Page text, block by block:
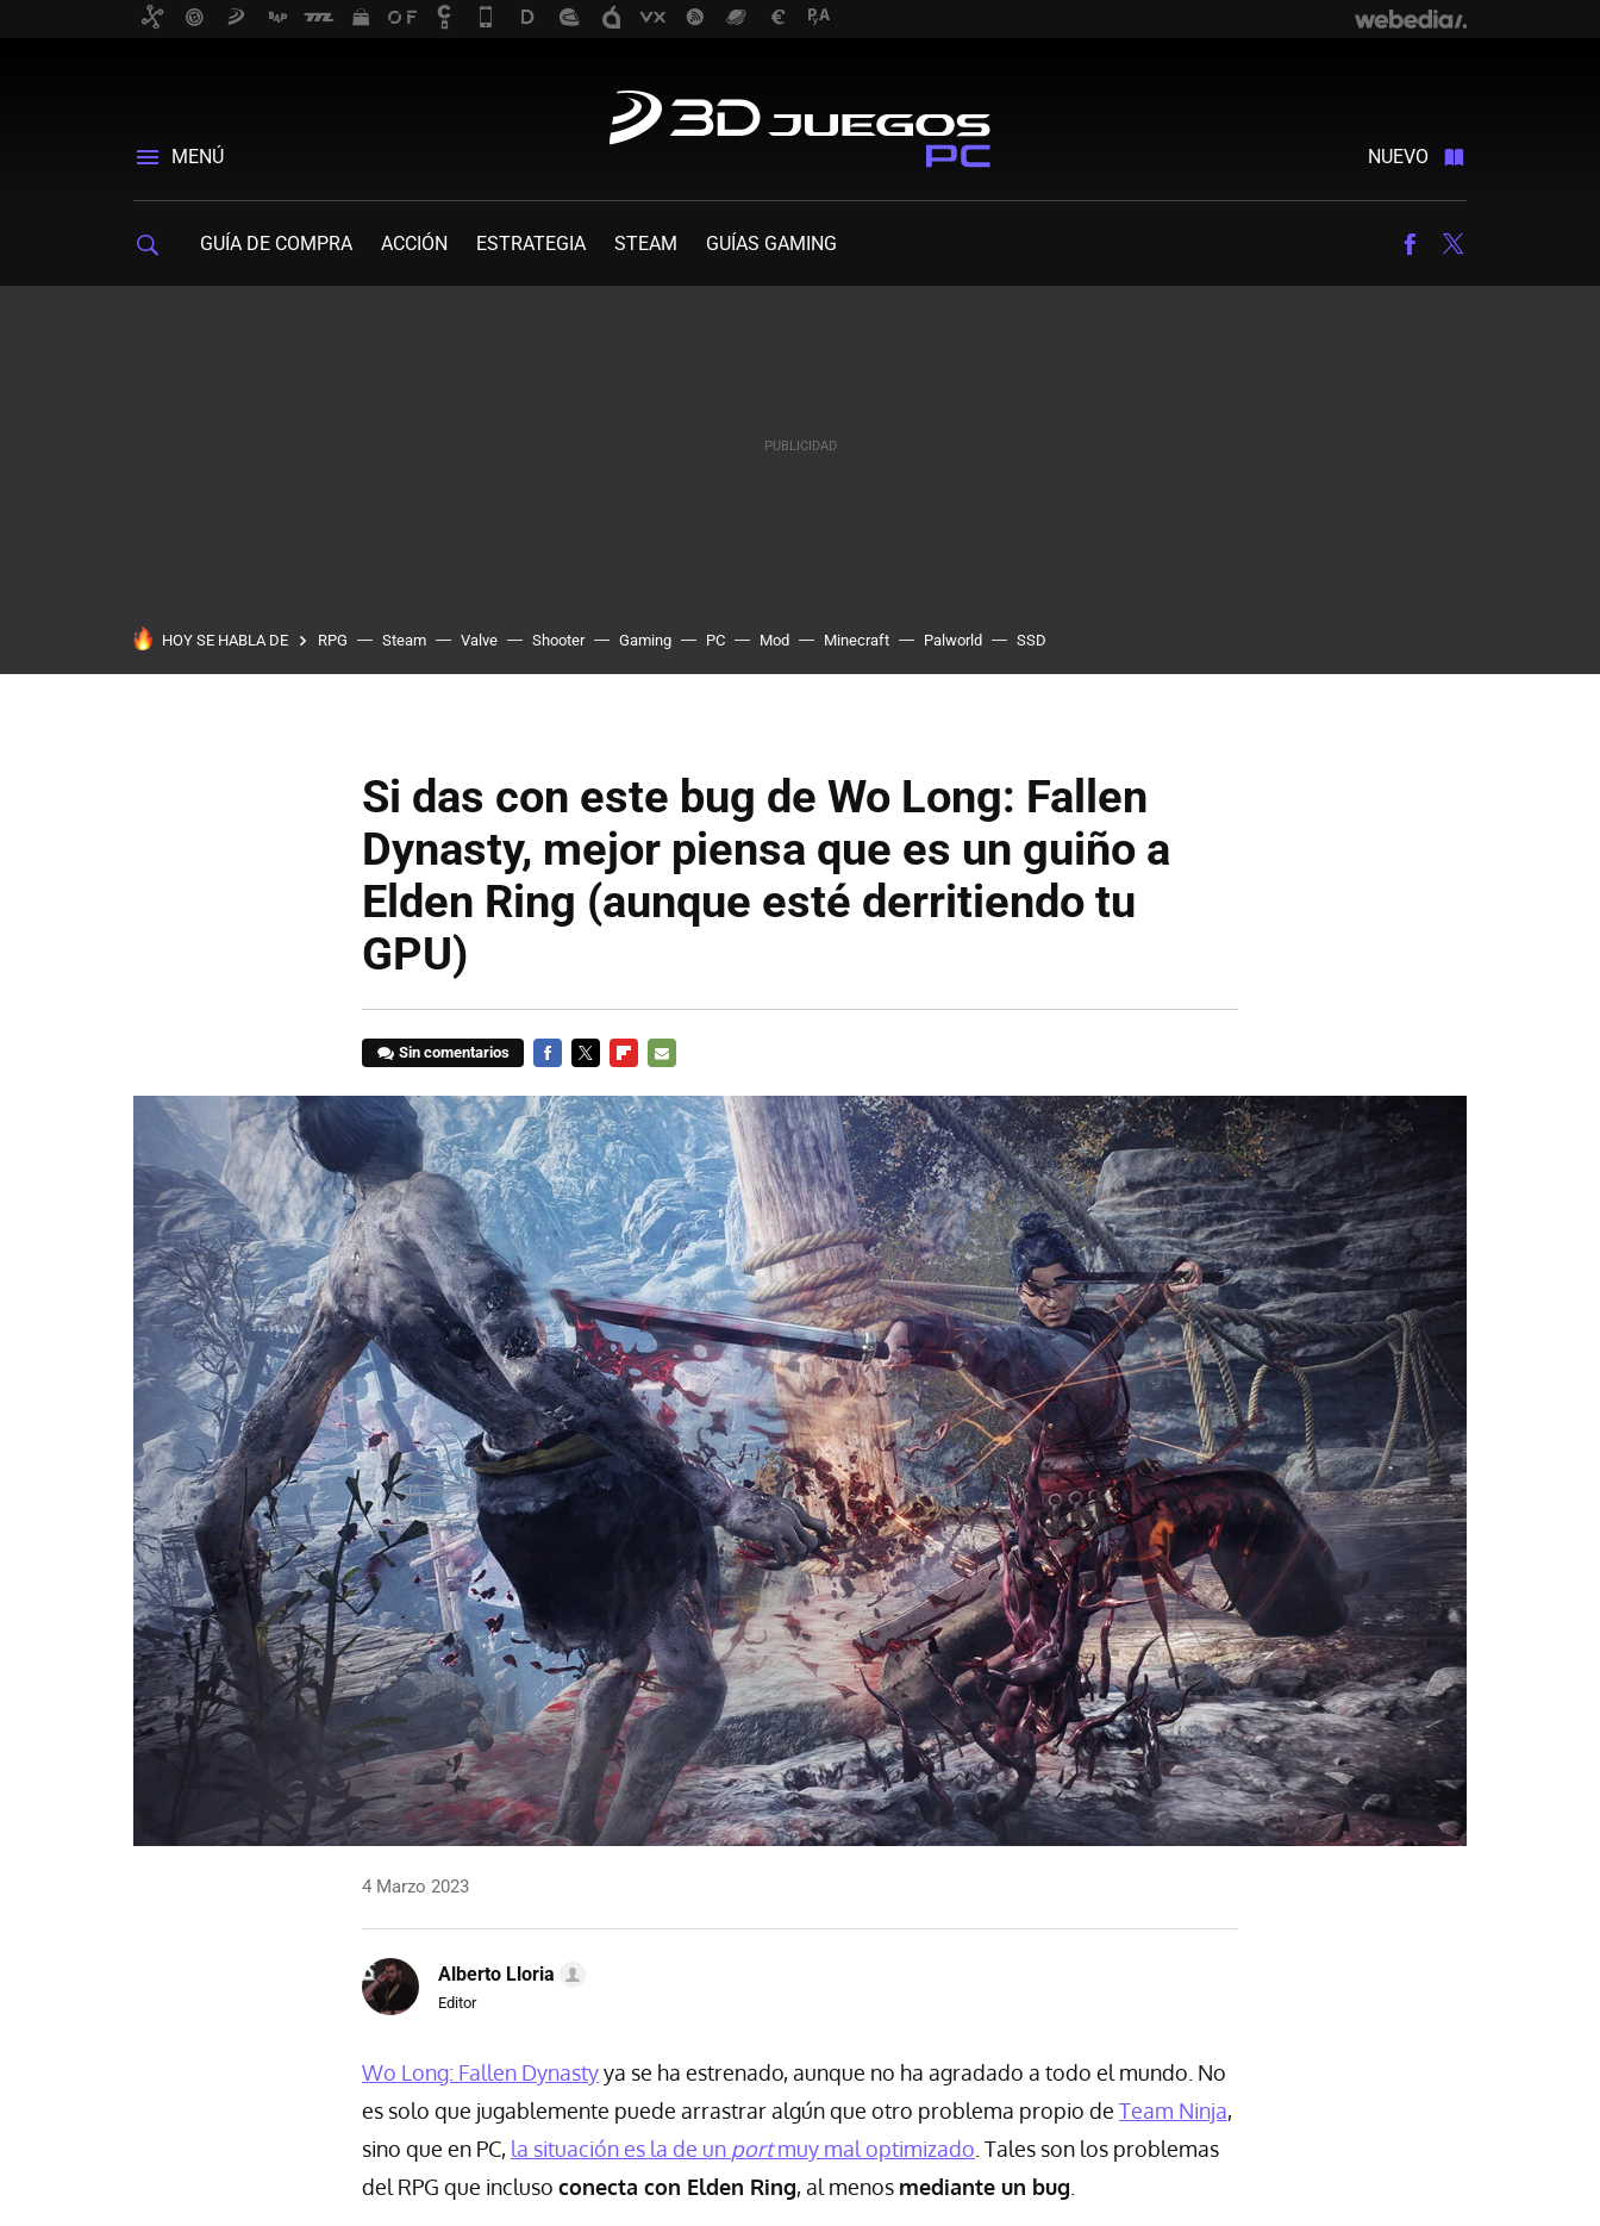
MENÚ NUEVO
GUÍA DE COMPRA ACCIÓN ESTRATEGIA STEAM GUÍAS GAMING Facebook
HOY SE HABLA DE RPG Steam Valve Shooter Gaming PC Mod Minecraft Palworld SSD
Si das con este bug de Wo Long: Fallen
Dynasty, mejor piensa que es un guiño a
Elden Ring (aunque esté derritiendo tu
GPU)
Sin comentarios
MAIL
4 Marzo 2023
Alberto Lloria
Editor
Wo Long: Fallen Dynastyya se ha estrenado, aunque no ha agradado a todo el mundo. No
es solo que jugablemente puede arrastrar algún que otro problema propio de Team Ninja,
sino que en PC, la situación es la de un portmuy mal optimizado . Tales son los problemas
del RPG que incluso conecta con Elden Ring, al menos mediante un bug